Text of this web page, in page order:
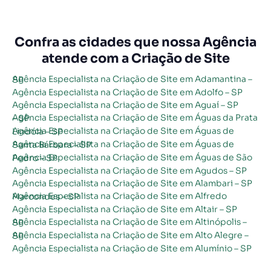
Confra as cidades que nossa Agência
atende com a Criação de Site
Agência Especialista na Criação de Site em Adamantina – SP
Agência Especialista na Criação de Site em Adolfo – SP
Agência Especialista na Criação de Site em Aguaí – SP
Agência Especialista na Criação de Site em Águas da Prata – SP
Agência Especialista na Criação de Site em Águas de Lindóia – SP
Agência Especialista na Criação de Site em Águas de Santa Bárbara – SP
Agência Especialista na Criação de Site em Águas de São Pedro – SP
Agência Especialista na Criação de Site em Agudos – SP
Agência Especialista na Criação de Site em Alambari – SP
Agência Especialista na Criação de Site em Alfredo Marcondes – SP
Agência Especialista na Criação de Site em Altair – SP
Agência Especialista na Criação de Site em Altinópolis – SP
Agência Especialista na Criação de Site em Alto Alegre – SP
Agência Especialista na Criação de Site em Alumínio – SP